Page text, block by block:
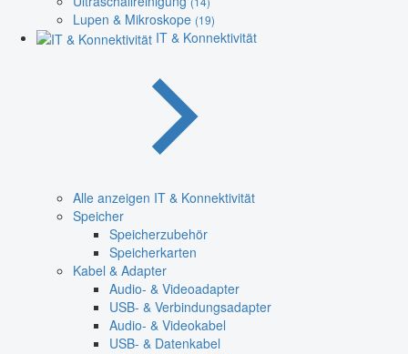
Lupen & Mikroskope (19)
IT & Konnektivität
Alle anzeigen IT & Konnektivität
Speicher
Speicherzubehör
Speicherkarten
Kabel & Adapter
Audio- & Videoadapter
USB- & Verbindungsadapter
Audio- & Videokabel
USB- & Datenkabel